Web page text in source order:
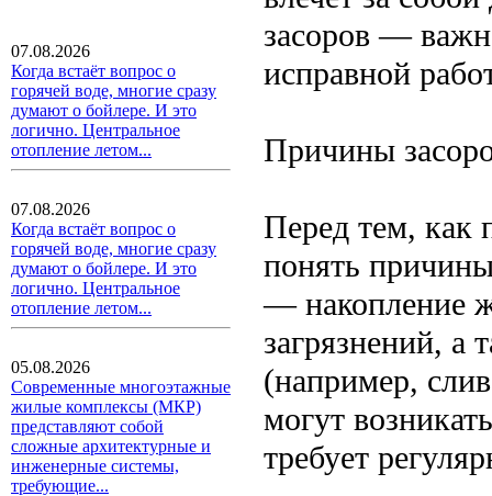
07.08.2026
Когда встаёт вопрос о
горячей воде, многие сразу
думают о бойлере. И это
логично. Центральное
отопление летом...
07.08.2026
Когда встаёт вопрос о
горячей воде, многие сразу
думают о бойлере. И это
логично. Центральное
отопление летом...
05.08.2026
Современные многоэтажные
жилые комплексы (МКР)
представляют собой
сложные архитектурные и
инженерные системы,
требующие...
засоров —
исправной
Причины
Перед тем, как
понять
— накопление
загрязнений, а
(например,
могут
требует